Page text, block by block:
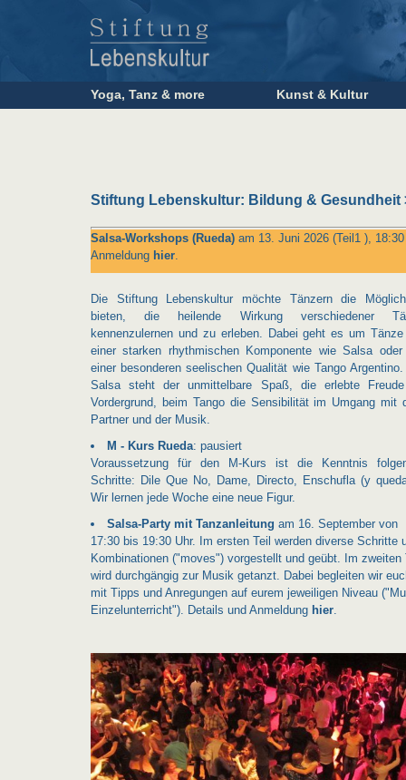
Yoga, Tanz & more Kunst & Kultur
Stiftung Lebenskultur: Bildung & Gesundheit
Salsa-Workshops (Rueda) am 13. Juni 2026 (Teil1 ),
Anmeldung hier.
Die Stiftung Lebenskultur möchte Tänzern die
bieten, die heilende Wirkung verschiedener
kennenzulernen und zu erleben. Dabei geht es um
einer starken rhythmischen Komponente wie Salsa
einer besonderen seelischen Qualität wie Tango
Salsa steht der unmittelbare Spaß, die erlebte
Vordergrund, beim Tango die Sensibilität im Umgang mit
Partner und der Musik.
M - Kurs Rueda: pausiert
Voraussetzung für den M-Kurs ist die Kenntnis
Schritte: Dile Que No, Dame, Directo, Enschufla (y
Wir lernen jede Woche eine neue Figur.
Salsa-Party mit Tanzanleitung am 16. September von
17:30 bis 19:30 Uhr. Im ersten Teil werden diverse Schritte
Kombinationen ("moves") vorgestellt und geübt. Im zweiten
wird durchgängig zur Musik getanzt. Dabei begleiten wir
mit Tipps und Anregungen auf eurem jeweiligen Niveau
Einzelunterricht"). Details und Anmeldung hier.